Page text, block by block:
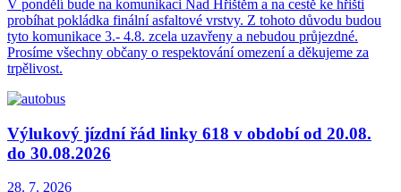
V pondělí bude na komunikaci Nad Hřištěm a na cestě ke hřišti
probíhat pokládka finální asfaltové vrstvy. Z tohoto důvodu budou
tyto komunikace 3.- 4.8. zcela uzavřeny a nebudou průjezdné.
Prosíme všechny občany o respektování omezení a děkujeme za
trpělivost.
Výlukový jízdní řád linky 618 v období od 20.08.
do 30.08.2026
28. 7. 2026